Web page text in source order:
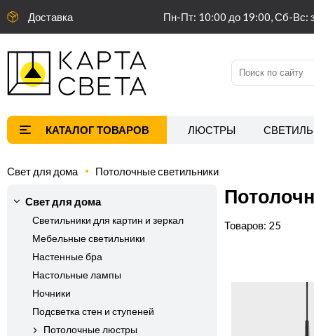
Доставка Пн-Пт: 10:00 до 19:00, Сб-Вс:
ЛЮСТРЫ
Свет для дома Потолочные светильники
Свет для дома
Светильники для картин и зеркал
Мебельные светильники
Настенные бра
Настольные лампы
Ночники
Подсветка стен и ступеней
Потолочные люстры
25